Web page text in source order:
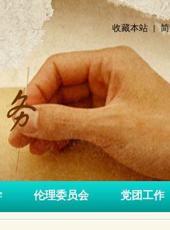
收藏本站 |
伦理委员会 党团工作